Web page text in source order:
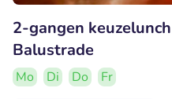
2-gangen
Balustrade
Mo Di Do
Fr